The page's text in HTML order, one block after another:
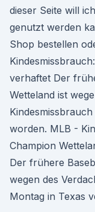
dieser Seite will
genutzt werden
Shop bestellen
verhaftet Der
Wetteland ist
worden. MLB -
Champion
Der frühere
wegen des
Montag in Texas